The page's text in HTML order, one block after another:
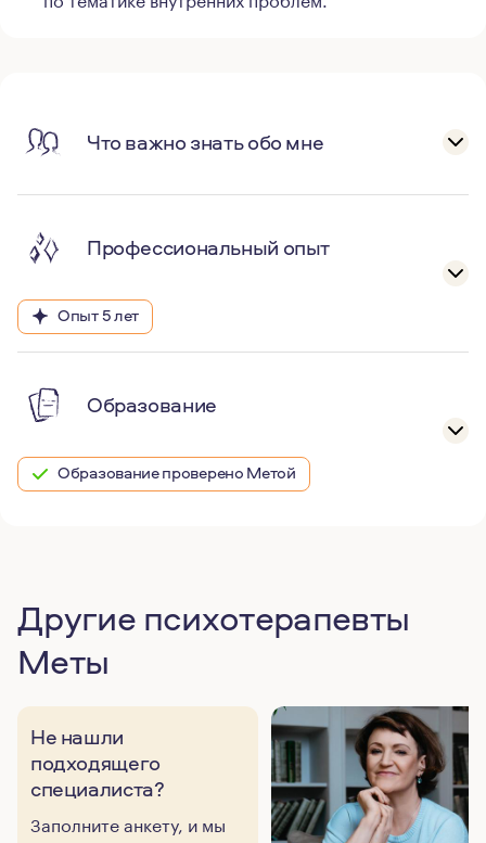
Что важно знать обо мне
Профессиональный опыт
Опыт 5 лет
Образование
Образование проверено Метой
Другие психотерапевты
Меты
Не нашли
подходящего
специалиста?
Заполните анкету, и мы